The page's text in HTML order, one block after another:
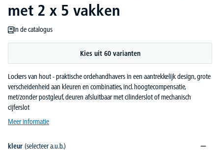
met 2 x 5 vakken
In de catalogus
Kies uit 60 varianten
Lockers van hout - praktische ordehandhavers in een aantrekkelijk design, grote
verscheidenheid aan kleuren en combinaties, incl. hoogtecompensatie,
met/zonder postgleuf, deuren afsluitbaar met cilinderslot of mechanisch
cijferslot
Meer informatie
kleur (selecteer a.u.b.)